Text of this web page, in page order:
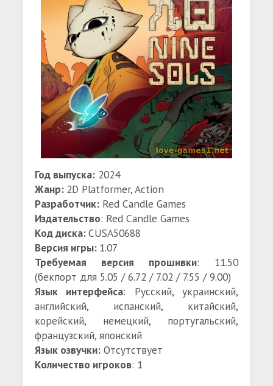
Год выпуска: 2024
Жанр: 2D Platformer, Action
Разработчик: Red Candle Games
Издательство: Red Candle Games
Код диска:CUSA50688
Версия игры: 1.07
Требуемая версия прошивки: 11.50
(бекпорт для 5.05 / 6.72 / 7.02 / 7.55 / 9.00)
Язык интерфейса: Русский, украинский,
английский, испанский, китайский,
корейский, немецкий, португальский,
французский, японский
Язык озвучки: Отсутствует
Количество игроков: 1